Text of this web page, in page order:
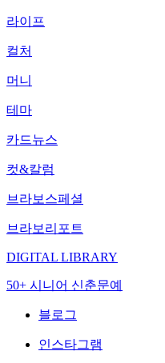
라이프
컬처
머니
테마
카드뉴스
컷&칼럼
브라보스페셜
브라보리포트
DIGITAL LIBRARY
50+ 시니어 신춘문예
블로그
인스타그램